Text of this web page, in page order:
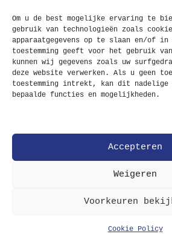
Om u de best mogelijke ervaring te
gebruik van technologieën zoals
apparaatgegevens op te slaan en/of
toestemming geeft voor het gebruik
kunnen wij gegevens zoals uw
deze website verwerken. Als u geen
toestemming intrekt, kan dit nadelige
bepaalde functies en mogelijkheden.
Accepteren
Weigeren
Voorkeuren
Cookie Policy